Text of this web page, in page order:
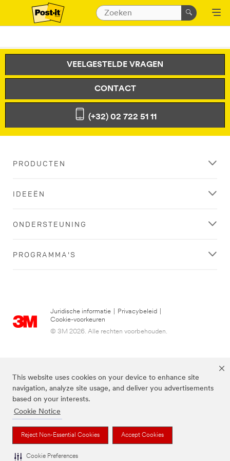
This website uses cookies on your device to enhance site
navigation, analyze site usage, and deliver you advertisements
based on your interests.
Cookie Notice
Reject Non-Essential Cookies Accept Cookies
Cookie Preferences
VEELGESTELDE VRAGEN
CONTACT
(+32) 02 722 51 11
PRODUCTEN
IDEEËN
ONDERSTEUNING
PROGRAMMA'S
Juridische informatie Privacybeleid
Cookie-voorkeuren
© 3M 2026. Alle rechten voorbehouden.
3M, Post-it® en de kleur Canary Yellow™ zijn handelsmerken van 3M.